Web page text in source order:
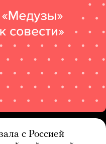
с Россией